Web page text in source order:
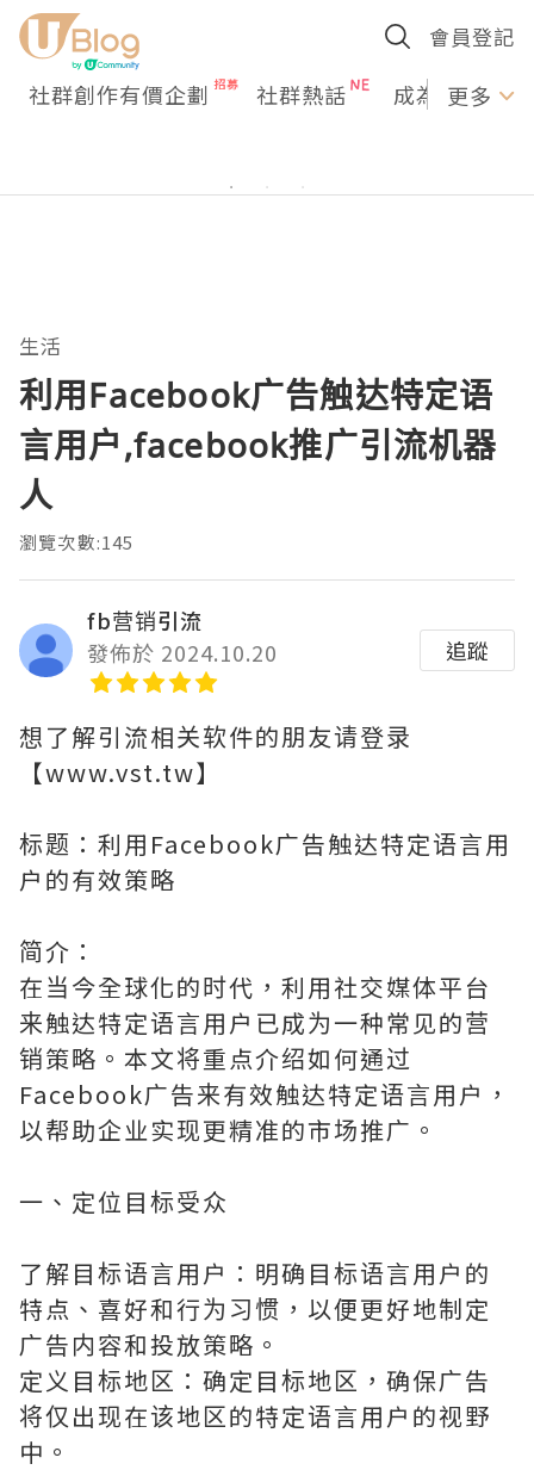
會員登記
社群創作有價企劃 社群熱話 成為U更多
生活
利用Facebook广告触达特定语
言用户,facebook推广引流机器
人
瀏覽次數:145
fb营销引流
發佈於 2024.10.20
追蹤
想了解引流相关软件的朋友请登录
【www.vst.tw】
标题：利用Facebook广告触达特定语言用
户的有效策略
简介：
在当今全球化的时代，利用社交媒体平台
来触达特定语言用户已成为一种常见的营
销策略。本文将重点介绍如何通过
Facebook广告来有效触达特定语言用户，
以帮助企业实现更精准的市场推广。
一、定位目标受众
了解目标语言用户：明确目标语言用户的
特点、喜好和行为习惯，以便更好地制定
广告内容和投放策略。
定义目标地区：确定目标地区，确保广告
将仅出现在该地区的特定语言用户的视野
中。